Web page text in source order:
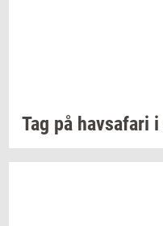
Tag på havs­a­fa­ri i